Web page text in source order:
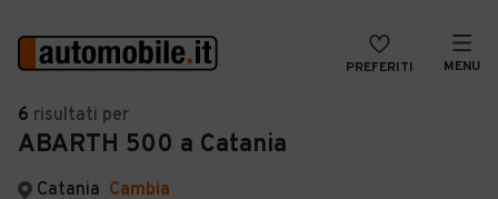
PREFERITI MENU
Auto
Auto usate
VENDI
MAGAZINE
6 risultati per
ABARTH 500 a Catania
Catania Cambia